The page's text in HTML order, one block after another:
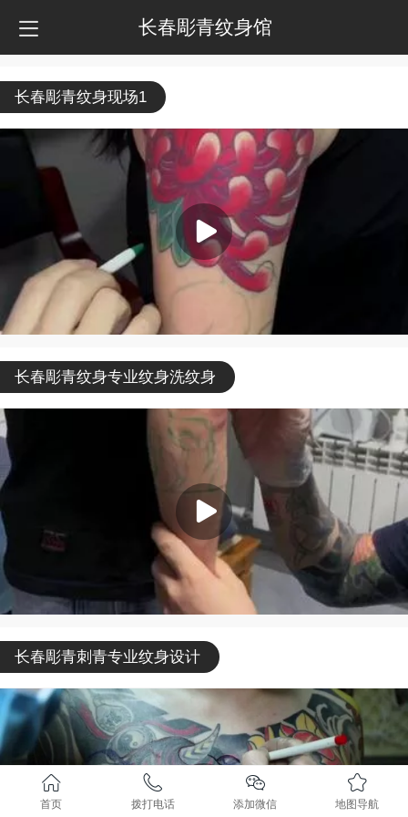
长春彫青纹身馆
长春彫青纹身现场1
长春彫青纹身专业纹身洗纹身
长春彫青刺青专业纹身设计
首页 拨打电话 添加微信 地图导航